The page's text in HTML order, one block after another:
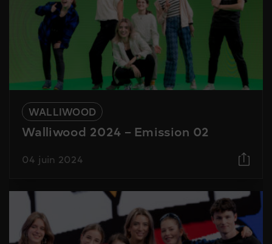
WALLIWOOD
Walliwood 2024 – Emission 02
04 juin 2024